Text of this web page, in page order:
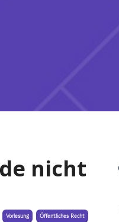
nicht
Vorlesung Öffentliches Recht